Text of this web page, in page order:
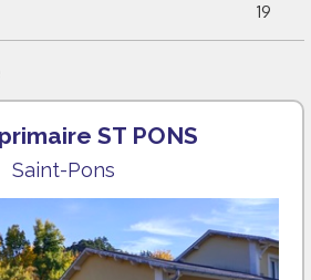
19
ST PONS
Saint-Pons